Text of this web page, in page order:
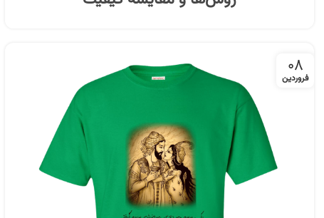
۰۸
فروردین